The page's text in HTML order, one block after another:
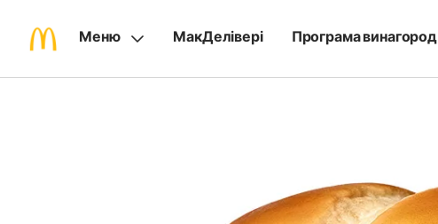
Меню МакДелівері Програма винагород